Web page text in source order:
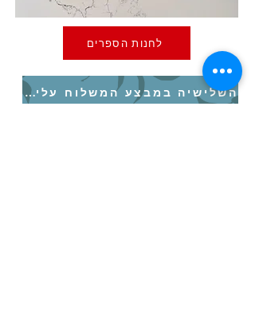
לחנות הספרים
השלישיה במבצע המשלוח עלינו!